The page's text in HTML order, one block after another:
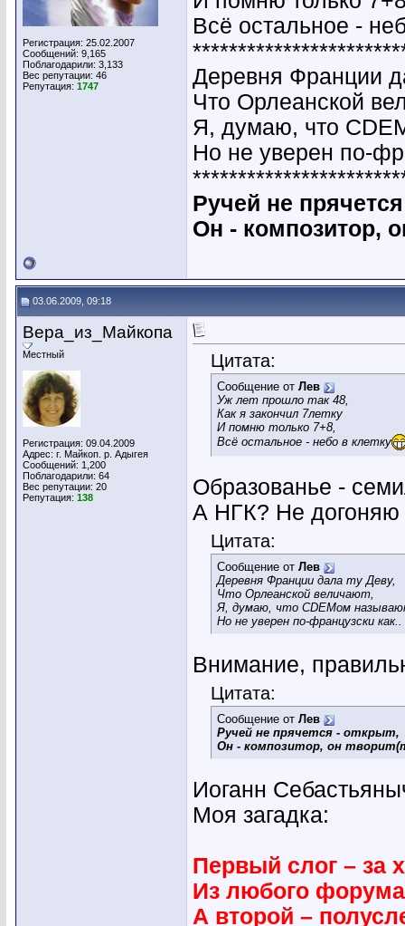
Регистрация: 25.02.2007
Сообщений: 9,165
Поблагодарили: 3,133
Вес репутации: 46
Репутация: 1747
Всё остальное -
Деревня Франции
Что Орлеанской
Я, думаю, что
Но не уверен по-
Ручей не
Он - композитор,
03.06.2009, 09:18
Вера_из_Майкопа
Местный
Регистрация: 09.04.2009
Адрес: г. Майкоп. р. Адыгея
Сообщений: 1,200
Поблагодарили: 64
Вес репутации: 20
Репутация: 138
Цитата:
Сообщение от Лев
Уж лет прошло так 48,
Как я закончил 7летку
И помню только 7+8,
Всё остальное - небо в клетку
Образованье -
А НГК? Не догоняю
Цитата:
Сообщение от Лев
Деревня Франции дала ту Деву,
Что Орлеанской величают,
Я, думаю, что СDEMом
Но не уверен по-французски как..
Внимание,
Цитата:
Сообщение от Лев
Ручей не прячется - открыт,
Он - композитор, он
Иоганн
Моя загадка:
Первый слог – за
Из любого форума
А второй –